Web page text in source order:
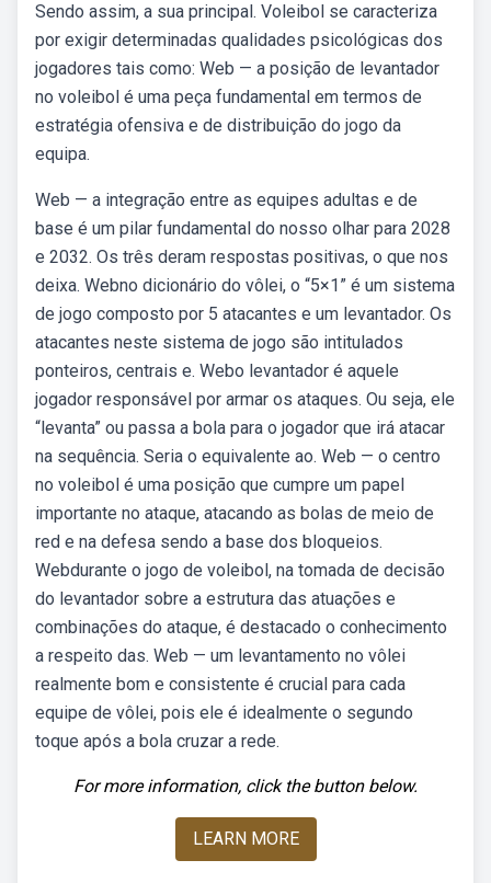
Sendo assim, a sua principal. Voleibol se caracteriza
por exigir determinadas qualidades psicológicas dos
jogadores tais como: Web — a posição de levantador
no voleibol é uma peça fundamental em termos de
estratégia ofensiva e de distribuição do jogo da
equipa.
Web — a integração entre as equipes adultas e de
base é um pilar fundamental do nosso olhar para 2028
e 2032. Os três deram respostas positivas, o que nos
deixa. Webno dicionário do vôlei, o “5×1” é um sistema
de jogo composto por 5 atacantes e um levantador. Os
atacantes neste sistema de jogo são intitulados
ponteiros, centrais e. Webo levantador é aquele
jogador responsável por armar os ataques. Ou seja, ele
“levanta” ou passa a bola para o jogador que irá atacar
na sequência. Seria o equivalente ao. Web — o centro
no voleibol é uma posição que cumpre um papel
importante no ataque, atacando as bolas de meio de
red e na defesa sendo a base dos bloqueios.
Webdurante o jogo de voleibol, na tomada de decisão
do levantador sobre a estrutura das atuações e
combinações do ataque, é destacado o conhecimento
a respeito das. Web — um levantamento no vôlei
realmente bom e consistente é crucial para cada
equipe de vôlei, pois ele é idealmente o segundo
toque após a bola cruzar a rede.
For more information, click the button below.
LEARN MORE